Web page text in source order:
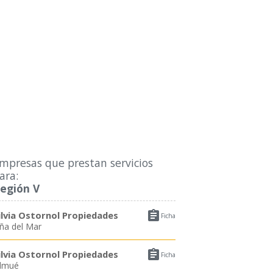
que prestan servicios
V
 Ficha
Ostornol Propiedades
del Mar
 Ficha
Ostornol Propiedades